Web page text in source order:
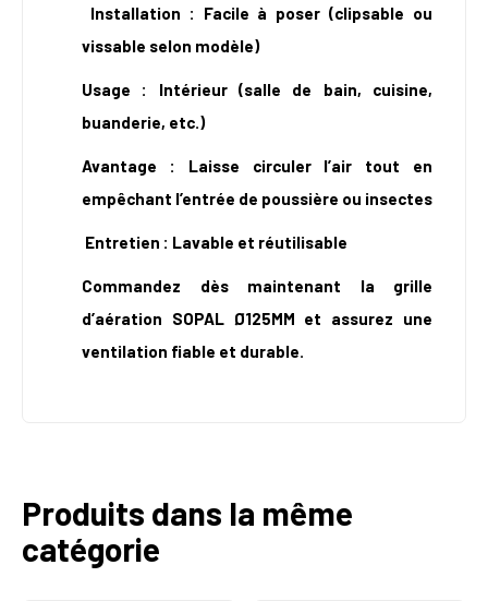
Installation : Facile à poser (clipsable ou
vissable selon modèle)
Usage : Intérieur (salle de bain, cuisine,
buanderie, etc.)
Avantage : Laisse circuler l’air tout en
empêchant l’entrée de poussière ou insectes
Entretien : Lavable et réutilisable
Commandez dès maintenant la grille
d’aération SOPAL Ø125MM et assurez une
ventilation fiable et durable.
Produits dans la même
catégorie